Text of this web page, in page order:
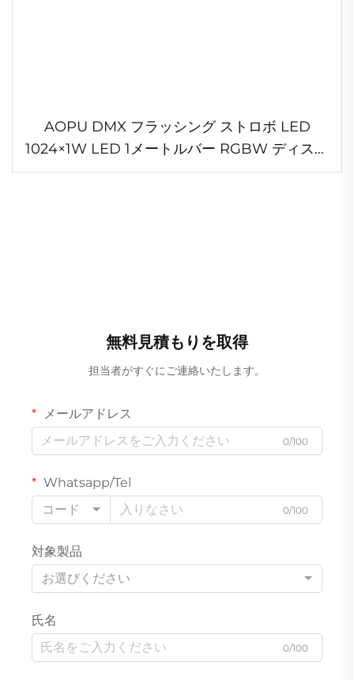
AOPU DMX フラッシング ストロボ LED
1024×1W LED 1メートルバー RGBW ディスコ
ライト・マトリクス ウォッシュステージストロ
無料見積もりを取得
担当者がすぐにご連絡いたします。
メールアドレス
0/100
Whatsapp/Tel
コード
0/100
対象製品
お選びください
氏名
0/100